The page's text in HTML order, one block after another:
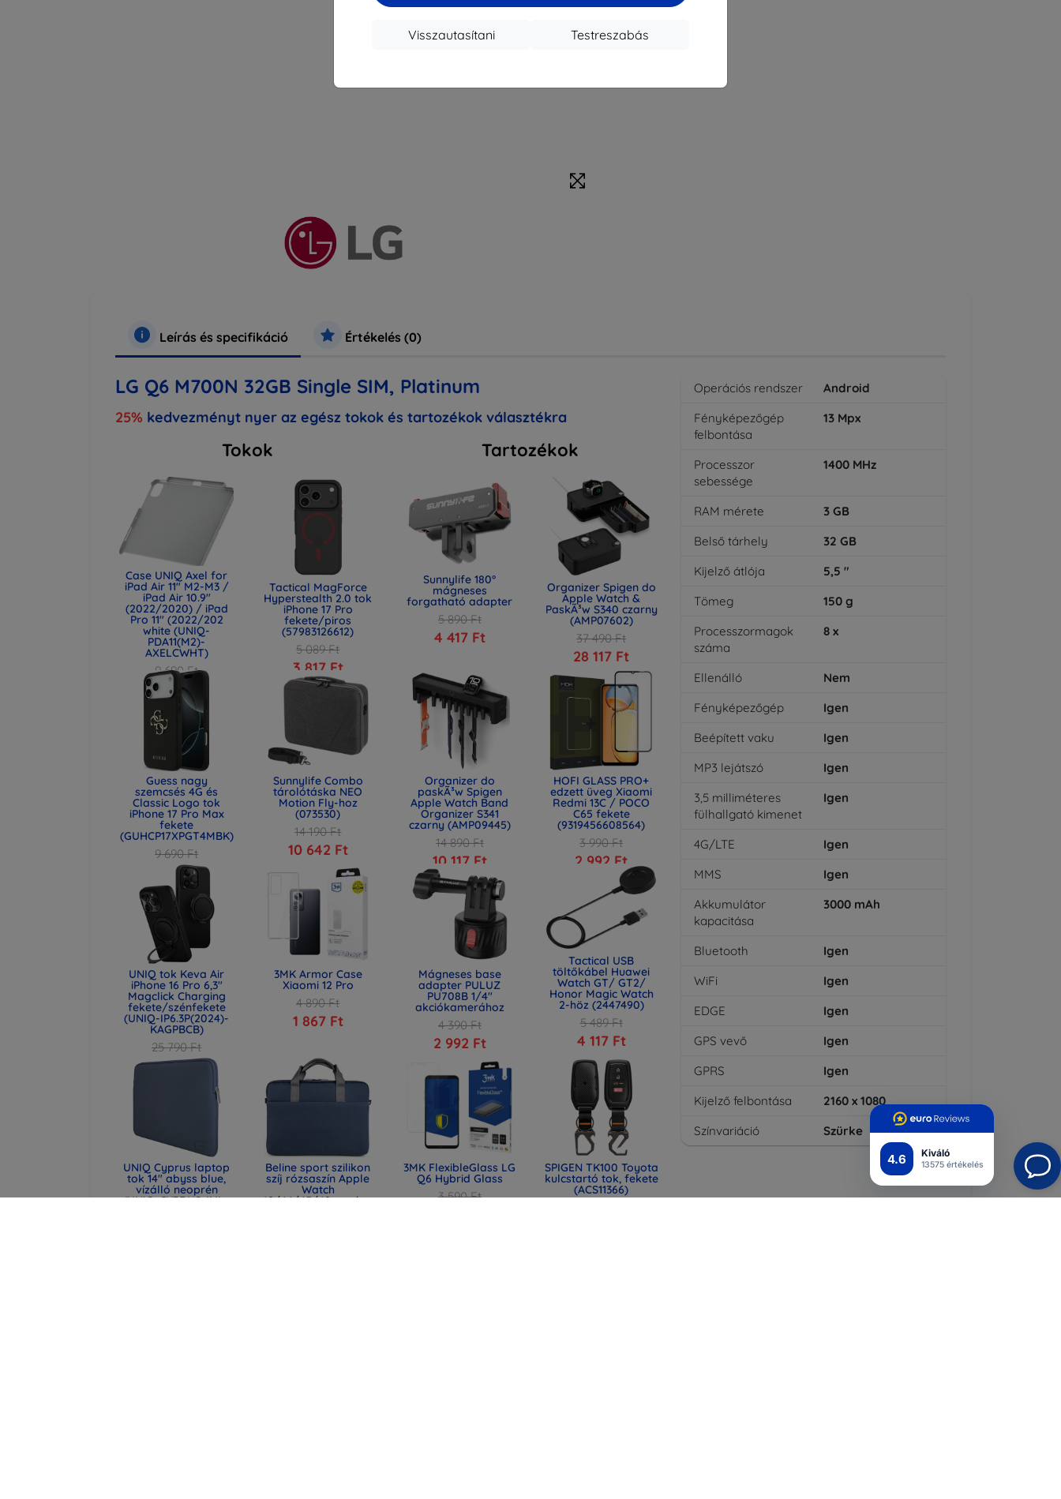
4.6 Kiváló
13575 értékelés
Testreszabás
Visszautasítani
Leírás és specifikáció Értékelés (0)
LG Q6 M700N 32GB Single SIM, Platinum
25% kedvezményt nyer az egész tokok és tartozékok választékra
Tokok
Case UNIQ Axel for
iPad Air 11" M2-M3 /
iPad Air 10.9"
(2022/2020) / iPad
Pro 11" (2022/202
white (UNIQ-
PDA11(M2)-
AXELCWHT)
9 690 Ft
7 267 Ft
Tactical MagForce
Hyperstealth 2.0 tok
iPhone 17 Pro
fekete/piros
(57983126612)
5 089 Ft
3 817 Ft
Guess nagy
szemcsés 4G és
Classic Logo tok
iPhone 17 Pro Max
fekete
(GUHCP17XPGT4MBK)
9 690 Ft
7 267 Ft
Sunnylife Combo
tárolótáska NEO
Motion Fly-hoz
(073530)
14 190 Ft
10 642 Ft
UNIQ tok Keva Air
iPhone 16 Pro 6,3"
Magclick Charging
fekete/szénfekete
(UNIQ-IP6.3P(2024)-
KAGPBCB)
25 790 Ft
19 342 Ft
3MK Armor Case
Xiaomi 12 Pro
4 890 Ft
1 867 Ft
UNIQ Cyprus laptop
tok 14" abyss blue,
vízálló neoprén
(UNIQ-CYPRUS (14) -
Beline sport szilikon
szíj rózsaszín Apple
Watch
42/44/45/49mm-hez
Tartozékok
Sunnylife 180°
mágneses
forgatható adapter
5 890 Ft
4 417 Ft
Organizer Spigen do
Apple Watch &
PaskÃ³w S340 czarny
(AMP07602)
37 490 Ft
28 117 Ft
Organizer do
paskÃ³w Spigen
Apple Watch Band
Organizer S341
czarny (AMP09445)
14 890 Ft
10 117 Ft
HOFI GLASS PRO+
edzett üveg Xiaomi
Redmi 13C / POCO
C65 fekete
(9319456608564)
3 990 Ft
2 992 Ft
Mágneses base
adapter PULUZ
PU708B 1/4"
akciókamerához
4 390 Ft
2 992 Ft
Tactical USB
töltőkábel Huawei
Watch GT/ GT2/
Honor Magic Watch
2-höz (2447490)
5 489 Ft
4 117 Ft
3MK FlexibleGlass LG
Q6 Hybrid Glass
3 590 Ft
SPIGEN TK100 Toyota
kulcstartó tok, fekete
(ACS11366)
Operációs rendszer
Android
Fényképezőgép
felbontása
13 Mpx
Processzor
sebessége
1400 MHz
RAM mérete 3 GB
Belső tárhely
32 GB
Kijelző átlója
5,5 "
Tömeg
150 g
Processzormagok
száma
8 x
Ellenálló
Nem
Fényképezőgép
Igen
Beépített vaku
Igen
MP3 lejátszó
Igen
3,5 milliméteres
fülhallgató kimenet
Igen
4G/LTE
Igen
MMS
Igen
Akkumulátor
kapacitása
3000 mAh
Bluetooth
Igen
WiFi
Igen
EDGE
Igen
GPS vevő
Igen
GPRS
Igen
Kijelző felbontása
2160 x 1080
Színvariáció
Szürke